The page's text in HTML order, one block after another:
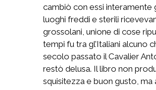
cambiò con essi interamente
luoghi freddi e sterili
grossolani, unione di cose
tempi fu tra gl’Italiani alcuno
secolo passato il Cavalier
restò delusa. Il libro non
squisitezza e buon gusto,